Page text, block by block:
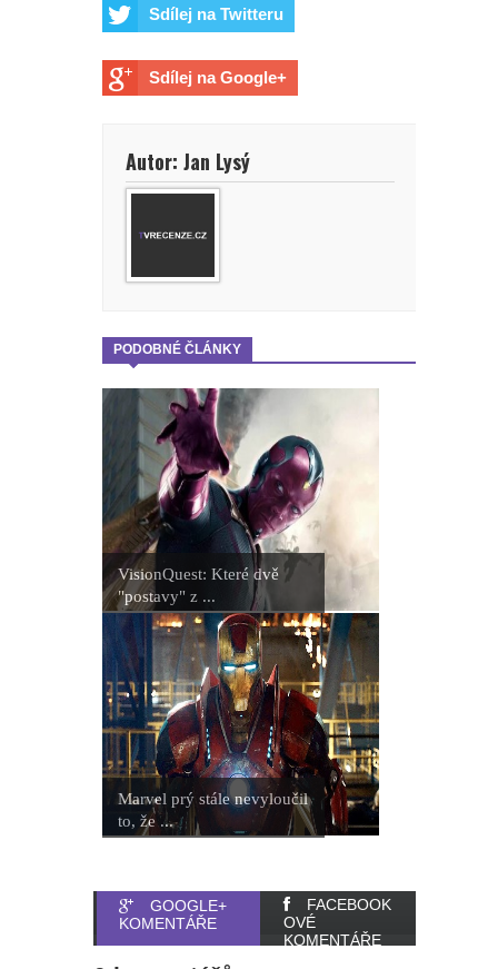
Sdílej na Twitteru
Sdílej na Google+
Autor: Jan Lysý
PODOBNÉ ČLÁNKY
VisionQuest: Které dvě
"postavy" z ...
Marvel prý stále nevyloučil
to, že ...
GOOGLE+
KOMENTÁŘE
FACEBOOK
OVÉ
KOMENTÁŘE